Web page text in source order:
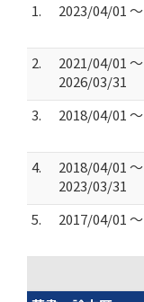
1.
2023/04/01 ～
2.
2021/04/01 ～
2026/03/31
3.
2018/04/01 ～
4.
2018/04/01 ～
2023/03/31
5.
2017/04/01 ～